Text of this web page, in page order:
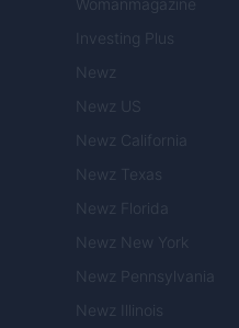
Womanmagazine
Investing Plus
Newz
Newz US
Newz California
Newz Texas
Newz Florida
Newz New York
Newz Pennsylvania
Newz Illinois